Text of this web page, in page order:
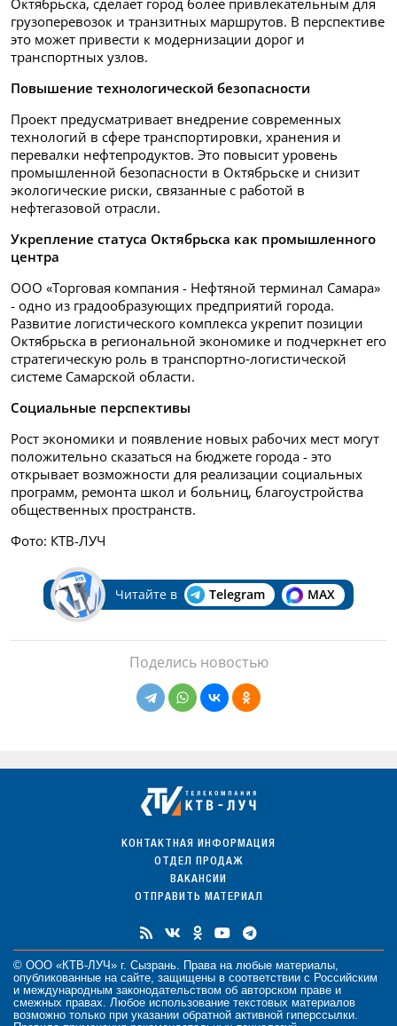
Октябрьска, сделает город более привлекательным для
грузоперевозок и транзитных маршрутов. В перспективе
это может привести к модернизации дорог и
транспортных узлов.
Повышение технологической безопасности
Проект предусматривает внедрение современных
технологий в сфере транспортировки, хранения и
перевалки нефтепродуктов. Это повысит уровень
промышленной безопасности в Октябрьске и снизит
экологические риски, связанные с работой в
нефтегазовой отрасли.
Укрепление статуса Октябрьска как промышленного
центра
ООО «Торговая компания - Нефтяной терминал Самара»
- одно из градообразующих предприятий города.
Развитие логистического комплекса укрепит позиции
Октябрьска в региональной экономике и подчеркнет его
стратегическую роль в транспортно‑логистической
системе Самарской области.
Социальные перспективы
Рост экономики и появление новых рабочих мест могут
положительно сказаться на бюджете города - это
открывает возможности для реализации социальных
программ, ремонта школ и больниц, благоустройства
общественных пространств.
Фото: КТВ-ЛУЧ
Читайте в Telegram MAX
Поделись новостью
КОНТАКТНАЯ ИНФОРМАЦИЯ
ОТДЕЛ ПРОДАЖ
ВАКАНСИИ
ОТПРАВИТЬ МАТЕРИАЛ
© ООО «КТВ-ЛУЧ» г. Сызрань. Права на любые материалы,
опубликованные на сайте, защищены в соответствии с Российским
и международным законодательством об авторском праве и
смежных правах. Любое использование текстовых материалов
возможно только при указании обратной активной гиперссылки.